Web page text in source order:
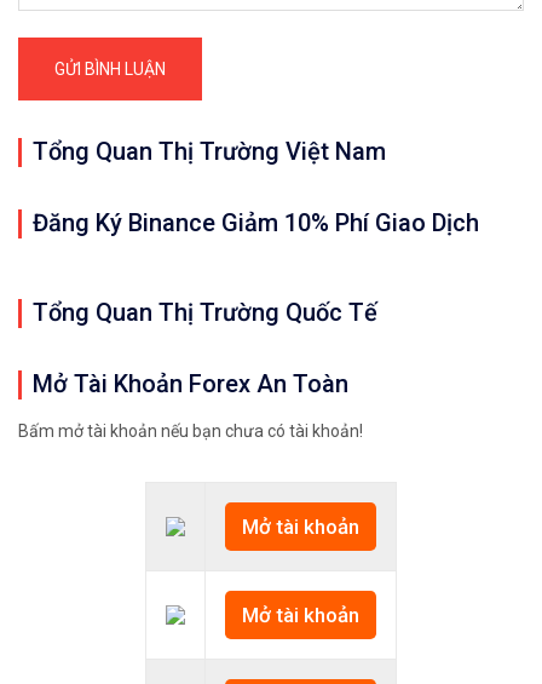
Rút tiền cực kỳ nhanh
Support tốt, nhiệt
Nhược điểm
Tổng Quan Thị Trường Việt Nam
Đăng Ký Binance Giảm 10% Phí Giao Dịch
Tổng Quan Thị Trường Quốc Tế
Mở Tài Khoản Forex An Toàn
Bấm mở tài khoản nếu bạn chưa có tài khoản!
Mở tài khoản
Mở tài khoản